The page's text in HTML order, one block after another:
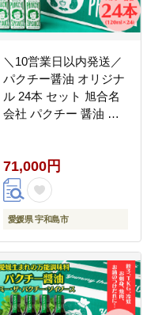
＼10営業日以内発送／
パクチー醤油 オリジナ
ル 24本 セット 旭合名
会社 パクチー 醤油 コ
愛媛 宇和島 J071-
052015
71,000円
愛媛県 宇和島市